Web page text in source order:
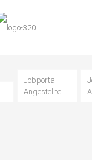
Jobportal
Angestellte